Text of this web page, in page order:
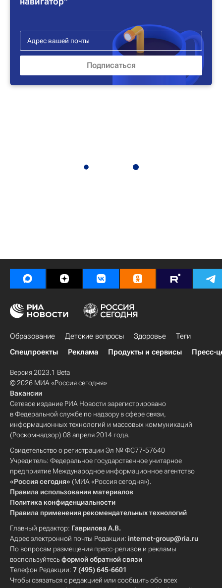
Образование Детские вопросы Здоровье
Теги
Спецпроекты
Реклама Продукты и сервисы Пресс-
Версия 2023.1 Beta
© 2026 МИА «Россия сегодня»
Вакансии
Сетевое издание РИА Новости зарегистрировано
в Федеральной службе по надзору в сфере связи,
информационных технологий и массовых коммуникаций
(Роскомнадзор) 08 апреля 2014 года.
Свидетельство о регистрации Эл № ФС77-57640
Учредитель: Федеральное государственное унитарное
предприятие Международное информационное агентство
«Россия сегодня» (МИА «Россия сегодня»).
Правила использования материалов
Политика конфиденциальности
Правила применения рекомендательных технологий
Главный редактор: Гаврилова А.В.
Адрес электронной почты Редакции: internet-group@ria.ru
По вопросам размещения пресс-релизов и рекламы
воспользуйтесьформой обратной связи
Телефон Редакции: 7 (495) 645-6601
Чтобы связаться с редакцией или сообщить обо всех